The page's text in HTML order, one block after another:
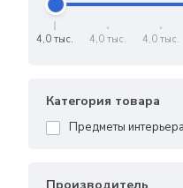
4,0 тыс. 4,0 тыс. 4,0 тыс.
Категория товара
Предметы интерьера